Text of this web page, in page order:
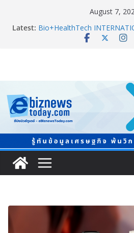
August 7,
Latest: Thailand LAB
Bio+HealthTech
จัด Food & Hospitality
TCMA จับมือแคนาดา ดันเทค
แรกในไทย ปูทางอุตสาหกรรม
8.8 “ซูเลียน” รวมพลังนักธุรกิ
แห่งปี พบ CEO “ดร.ปิยะวัฒน์
พร้อมฟรีคอนเสิร์ต “โชค รถแห่
สตาร์ทวันนี้ Franchise Expo
ทัพธุรกิจ&แฟรนไชส์ ซัพพลายเ
250 บูธ คาดเงินสะพัด 220 ลบ.